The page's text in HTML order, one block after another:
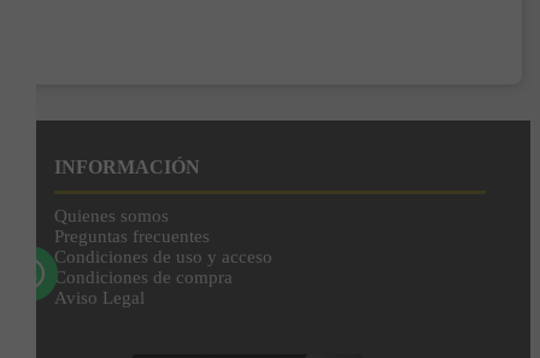
IBERGADA. Puedes cancelar tu suscripción en cualquier momento. Consulta nuestra
INFORMACIÓN
Quienes somos
Preguntas frecuentes
Condiciones de uso y acceso
Condiciones de compra
Aviso Legal